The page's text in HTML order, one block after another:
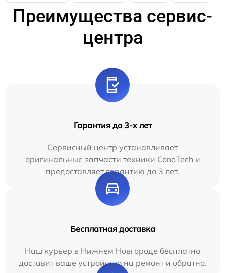
Преимущества сервис-
центра
Гарантия до 3-х лет
Сервисный центр устанавливает
оригинальные запчасти техники ConoTech и
предоставляет гарантию до 3 лет.
Бесплатная доставка
Наш курьер в Нижнем Новгороде бесплатно
доставит ваше устройство на ремонт и обратно.